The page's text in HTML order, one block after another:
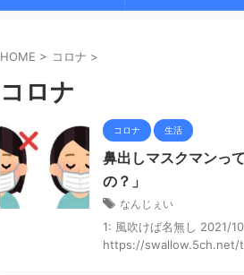
HOME > コロナ >
コロナ
コロナ 生活
鼻出しマスクマンっ
の？」
なんじぇい
1: 風吹けば名無し 2021/
https://swallow.5ch.net/